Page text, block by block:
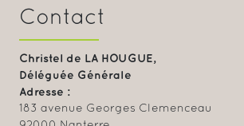
Contact
Christel de LA HOUGUE,
Déléguée Générale
Adresse :
183 avenue Georges Clemenceau